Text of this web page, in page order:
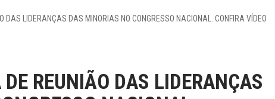
DAS LIDERANÇAS DAS MINORIAS NO CONGRESSO NACIONAL. CONFIRA VÍDEO
REUNIÃO DAS LIDERANÇAS